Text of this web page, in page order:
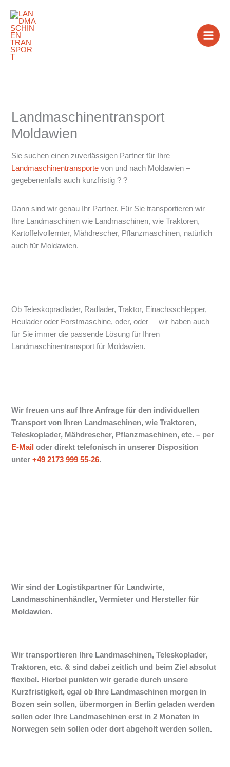
Inhalt
springen
Landmaschinentransport
Moldawien
Sie suchen einen zuverlässigen Partner für Ihre
Landmaschinentransporte von und nach Moldawien –
gegebenenfalls auch kurzfristig ? ?
Dann sind wir genau Ihr Partner. Für Sie transportieren wir
Ihre Landmaschinen wie Landmaschinen, wie Traktoren,
Kartoffelvollernter, Mähdrescher, Pflanzmaschinen, natürlich
auch für Moldawien.
Ob Teleskopradlader, Radlader, Traktor, Einachsschlepper,
Heulader oder Forstmaschine, oder, oder – wir haben auch
für Sie immer die passende Lösung für Ihren
Landmaschinentransport für Moldawien.
Wir freuen uns auf Ihre Anfrage für den individuellen
Transport von Ihren Landmaschinen, wie Traktoren,
Teleskoplader, Mähdrescher, Pflanzmaschinen, etc. – per
E-Mail oder direkt telefonisch in unserer Disposition
unter+49 2173 999 55-26.
Wir sind der Logistikpartner für Landwirte,
Landmaschinenhändler, Vermieter und Hersteller für
Moldawien.
Wir transportieren Ihre Landmaschinen, Teleskoplader,
Traktoren, etc. & sind dabei zeitlich und beim Ziel absolut
flexibel. Hierbei punkten wir gerade durch unsere
Kurzfristigkeit, egal ob Ihre Landmaschinen morgen in
Bozen sein sollen, übermorgen in Berlin geladen werden
sollen oder Ihre Landmaschinen erst in 2 Monaten in
Norwegen sein sollen oder dort abgeholt werden sollen.